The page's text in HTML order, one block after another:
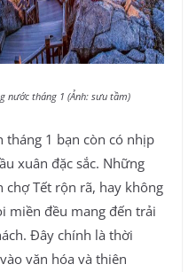
nước tháng 1 (Ảnh: sưu tầm)
tháng 1 bạn còn có nhịp
xuân đặc sắc. Những
Tết rộn rã, hay không
miền đều mang đến trải
Đây chính là thời
văn hóa và thiên